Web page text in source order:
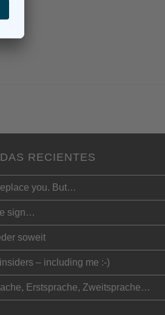
RECIENTES
you. But…
sign…
soweit
– including me :-)
Erstsprache, Zweitsprache…